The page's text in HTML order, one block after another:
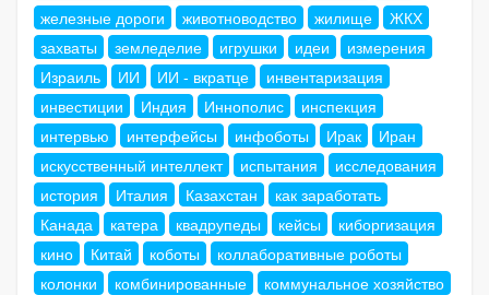
железные дороги
животноводство жилище
ЖКХ
захваты
земледелие игрушки идеи
измерения
Израиль
ИИ ИИ - вкратце
инвентаризация
инвестиции
Индия Иннополис
инспекция
интервью
интерфейсы инфоботы Ирак
Иран
искусственный интеллект
испытания
исследования
история
Италия Казахстан
как заработать
Канада
катера квадрупеды кейсы
киборгизация
кино
Китай коботы
коллаборативные роботы
колонки
комбинированные
коммунальное хозяйство